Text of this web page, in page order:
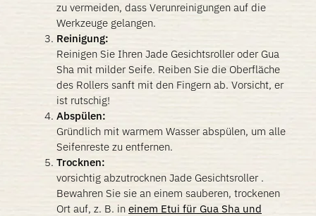
zu vermeiden, dass Verunreinigungen auf die
Werkzeuge gelangen.
Reinigung:
Reinigen Sie Ihren Jade Gesichtsroller oder Gua
Sha mit milder Seife. Reiben Sie die Oberfläche
des Rollers sanft mit den Fingern ab. Vorsicht, er
ist rutschig!
Abspülen:
Gründlich mit warmem Wasser abspülen, um alle
Seifenreste zu entfernen.
Trocknen:
vorsichtig abzutrocknen Jade Gesichtsroller .
Bewahren Sie sie an einem sauberen, trockenen
Ort auf, z. B. in einem Etui für Gua Sha und